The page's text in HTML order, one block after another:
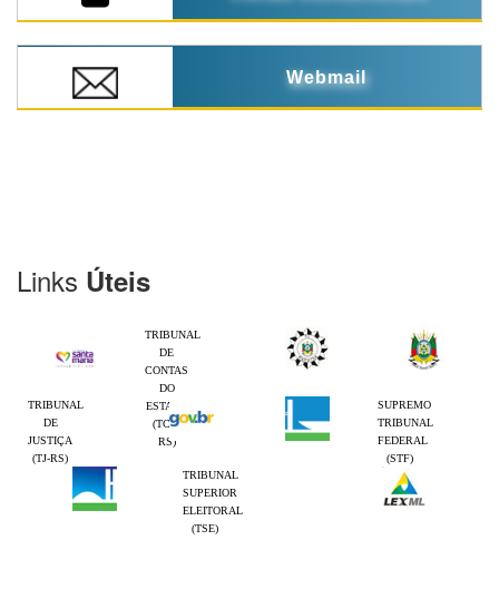
Webmail
Links Úteis
TRIBUNAL
DE
CONTAS
DO
ESTADO
(TCE-
RS)
TRIBUNAL
DE
JUSTIÇA
(TJ-RS)
SUPREMO
TRIBUNAL
FEDERAL
(STF)
TRIBUNAL
SUPERIOR
ELEITORAL
(TSE)